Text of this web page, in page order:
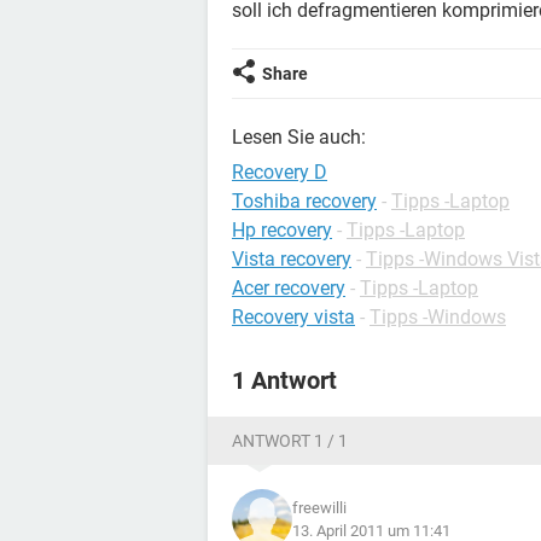
soll ich defragmentieren
Share
Lesen Sie auch:
Recovery D
Toshiba recovery - Tipps -Laptop
Hp recovery - Tipps -Laptop
Vista recovery - Tipps -Windows
Acer recovery - Tipps -Laptop
Recovery vista - Tipps -Windows
1 Antwort
ANTWORT 1 / 1
freewilli
13. April 2011 um 11:41